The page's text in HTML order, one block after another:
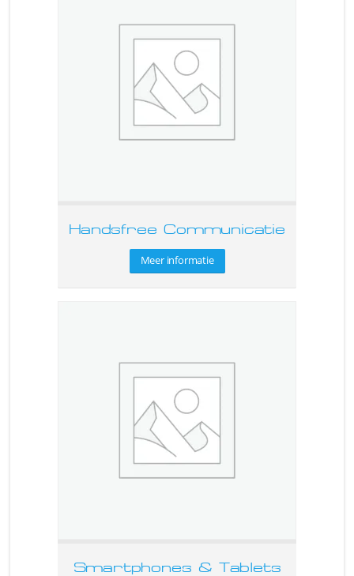
Handsfree Communicatie
Meer informatie
Smartphones & Tablets